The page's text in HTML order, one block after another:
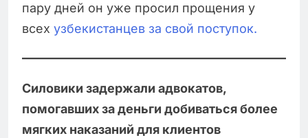
пару дней он уже просил прощения у
всех узбекистанцев за свой поступок.
Силовики задержали адвокатов,
помогавших за деньги добиваться более
мягких наказаний для клиентов